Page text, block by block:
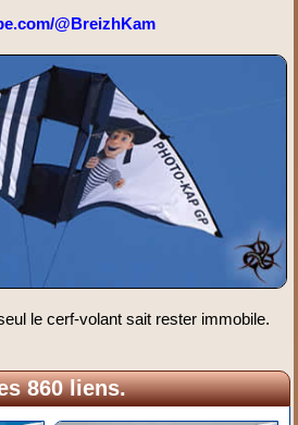
@BreizhKam
le cerf-volant sait rester immobile.
860 liens.